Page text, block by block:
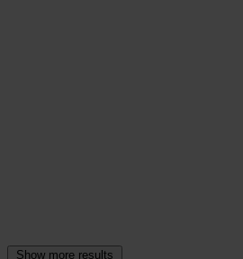
Show more results